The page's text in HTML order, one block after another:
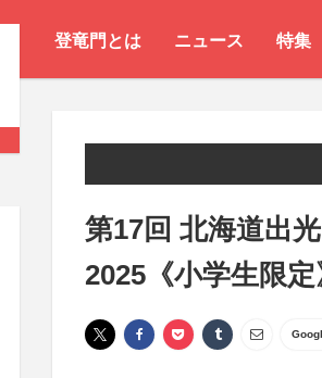
登竜門とは ニュース 特集
第17回 北海道出
2025《小学生限定